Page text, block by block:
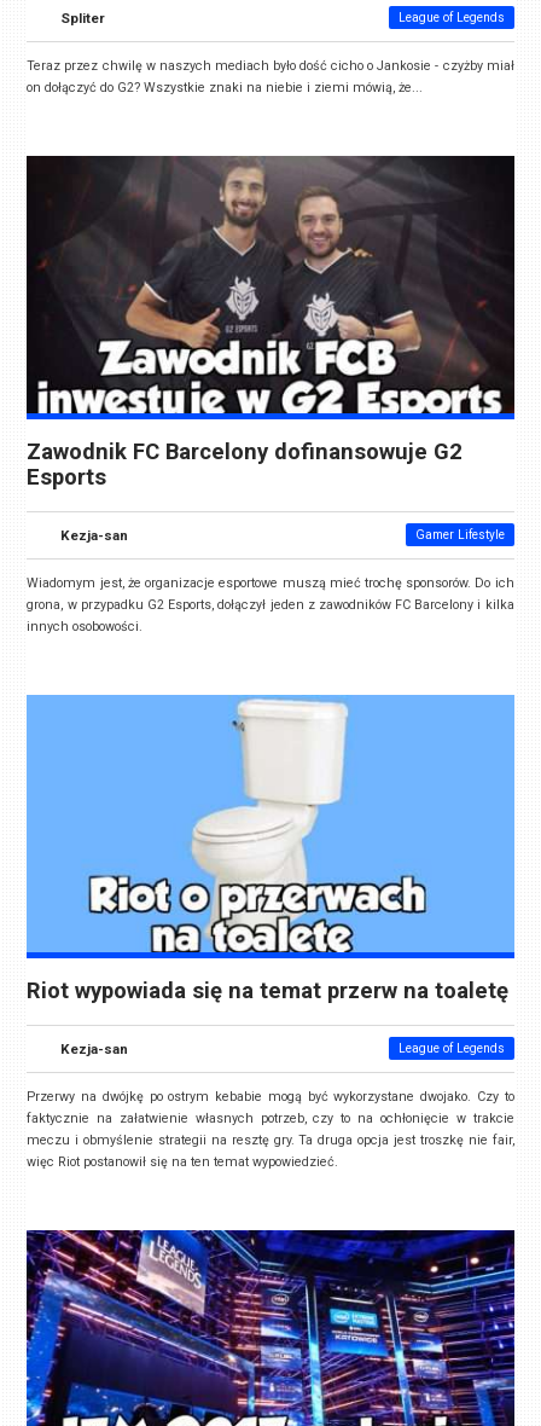
Spliter League of Legends
Teraz przez chwilę w naszych mediach było dość cicho o Jankosie - czyżby miał
on dołączyć do G2? Wszystkie znaki na niebie i ziemi mówią, że...
Zawodnik FC Barcelony dofinansowuje G2
Esports
Kezja-san Gamer Lifestyle
Wiadomym jest, że organizacje esportowe muszą mieć trochę sponsorów. Do ich
grona, w przypadku G2 Esports, dołączył jeden z zawodników FC Barcelony i kilka
innych osobowości.
Riot wypowiada się na temat przerw na toaletę
Kezja-san League of Legends
Przerwy na dwójkę po ostrym kebabie mogą być wykorzystane dwojako. Czy to
faktycznie na załatwienie własnych potrzeb, czy to na ochłonięcie w trakcie
meczu i obmyślenie strategii na resztę gry. Ta druga opcja jest troszkę nie fair,
więc Riot postanowił się na ten temat wypowiedzieć.